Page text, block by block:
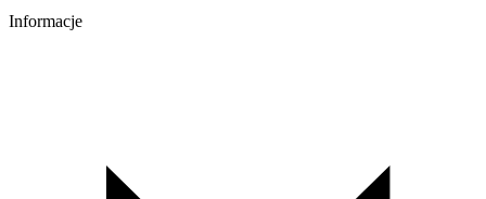
Informacje